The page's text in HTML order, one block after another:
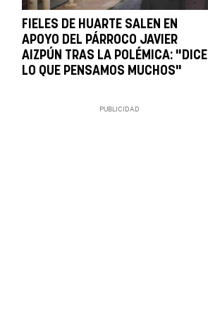
FIELES DE HUARTE SALEN EN
APOYO DEL PÁRROCO JAVIER
AIZPÚN TRAS LA POLÉMICA: "DICE
LO QUE PENSAMOS MUCHOS"